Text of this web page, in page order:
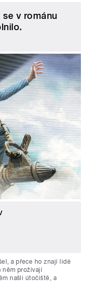
v románu
a přece ho znají lidé
něm prožívají
našli útočiště, a